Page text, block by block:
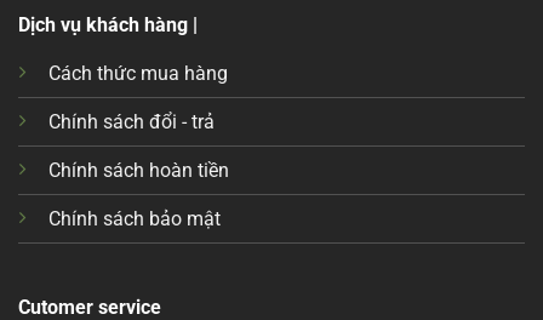
Dịch vụ khách hàng |
Cách thức mua hàng
Chính sách đổi - trả
Chính sách hoàn tiền
Chính sách bảo mật
Cutomer service